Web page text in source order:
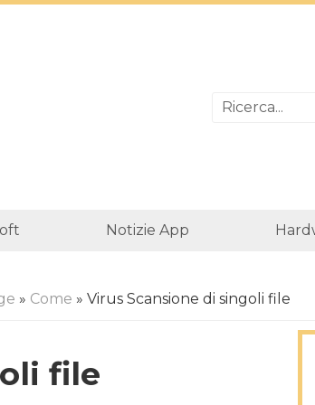
Notizie App
» Come » Virus Scansione di singoli file
file